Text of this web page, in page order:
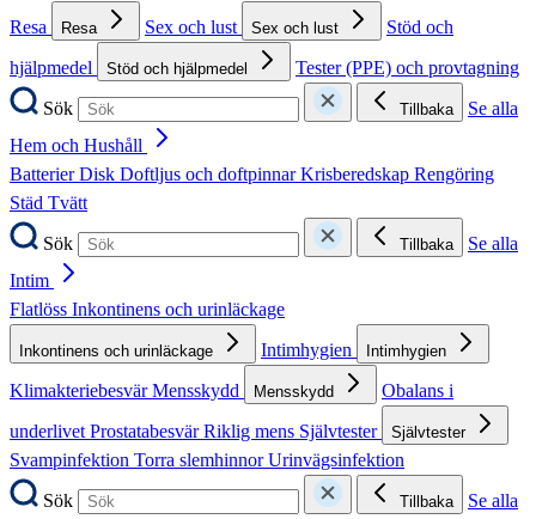
Resa
Resa Sex och lust Sex och lust
Stöd och
hjälpmedel
Stöd och hjälpmedel
Tester (PPE) och provtagning
Sök
Tillbaka
Se alla
Hem och Hushåll
BatterierDisk Doftljus och doftpinnarKrisberedskap Rengöring
Städ Tvätt
Sök
Tillbaka
Se alla
Intim
Flatlöss Inkontinens och urinläckage
Inkontinens och urinläckage Intimhygien Intimhygien
KlimakteriebesvärMensskydd Mensskydd
Obalans i
underlivetProstatabesvärRiklig mens Självtester Självtester
Svampinfektion Torra slemhinnorUrinvägsinfektion
Sök
Tillbaka
Se alla